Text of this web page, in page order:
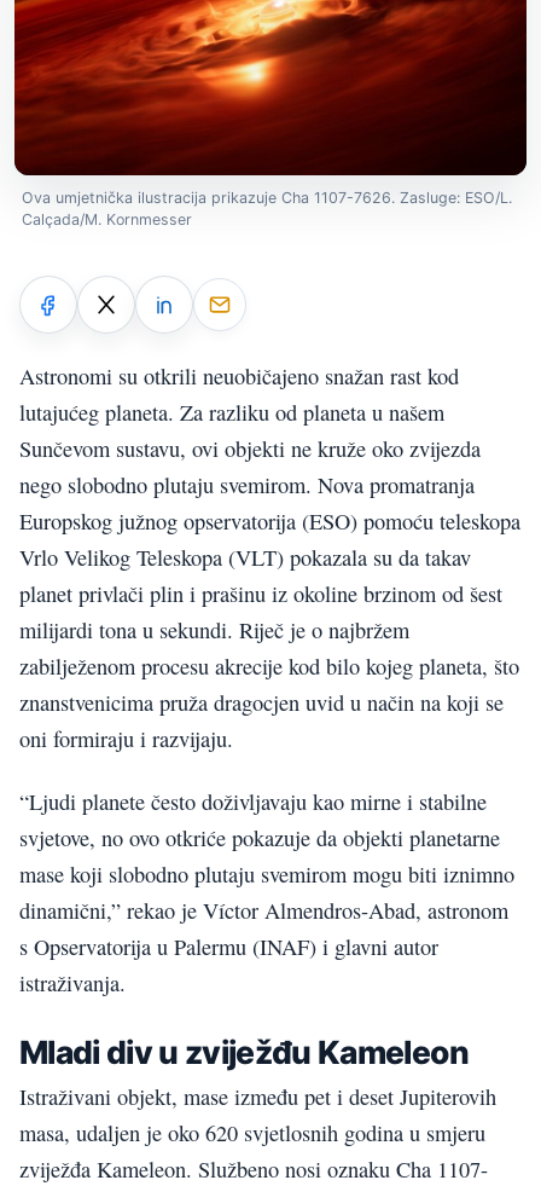
Ova umjetnička ilustracija prikazuje Cha 1107-7626. Zasluge: ESO/L.
Calçada/M. Kornmesser
Astronomi su otkrili neuobičajeno snažan rast kod
lutajućeg planeta. Za razliku od planeta u našem
Sunčevom sustavu, ovi objekti ne kruže oko zvijezda
nego slobodno plutaju svemirom. Nova promatranja
Europskog južnog opservatorija (ESO) pomoću teleskopa
Vrlo Velikog Teleskopa (VLT) pokazala su da takav
planet privlači plin i prašinu iz okoline brzinom od šest
milijardi tona u sekundi. Riječ je o najbržem
zabilježenom procesu akrecije kod bilo kojeg planeta, što
znanstvenicima pruža dragocjen uvid u način na koji se
oni formiraju i razvijaju.
“Ljudi planete često doživljavaju kao mirne i stabilne
svjetove, no ovo otkriće pokazuje da objekti planetarne
mase koji slobodno plutaju svemirom mogu biti iznimno
dinamični,” rekao je Víctor Almendros-Abad, astronom
s Opservatorija u Palermu (INAF) i glavni autor
istraživanja.
Mladi div u zviježđu Kameleon
Istraživani objekt, mase između pet i deset Jupiterovih
masa, udaljen je oko 620 svjetlosnih godina u smjeru
zviježđa Kameleon. Službeno nosi oznaku Cha 1107-